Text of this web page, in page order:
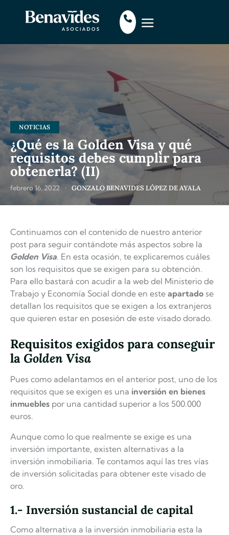
NOTICIAS
¿Qué es la Golden Visa y qué
requisitos debes cumplir para
obtenerla? (II)
febrero 16, 2022 GONZALO BENAVIDES LÓPEZ DE AYALA
Continuamos con el contenido de nuestro anterior
post para seguir contándote más aspectos sobre la
Golden Visa. En esta ocasión, te explicaremos cuáles
son los requisitos que se exigen para su obtención.
Para ello bastará con acudir a la web del Ministerio de
Trabajo y Economía Social donde en este apartado se
detallan los requisitos que se exigen a los extranjeros
que quieren estar en posesión de este visado dorado.
Requisitos exigidos para conseguir
la Golden Visa
Pues como adelantamos en el anterior post, uno de los
requisitos que se exigen es una inversión en bienes
inmuebles por una cantidad superior a los 500.000
euros.
Aunque como lo que realmente se exige es una
inversión importante, existen alternativas a la
inversión inmobiliaria. Te contamos aquí las tres vías
de inversión solicitadas para obtener este visado de
oro.
1.- Inversión sustancial de capital
Como alternativa a la inversión inmobiliaria esta la